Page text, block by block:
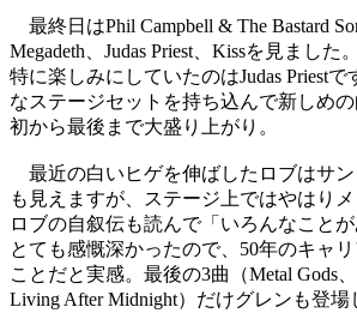
最終日はPhil Campbell & The Bastard
Megadeth、Judas Priest、Kissを見ました。
特に楽しみにしていたのはJudas Priestで
なステージセットを持ち込んで新しめ
初から最後まで大盛り上がり。
最近の白いヒゲを伸ばしたロブはサ
も見えますが、ステージ上ではやはりメ
ロブの自叙伝も読んで「いろんなこと
とても感慨深かったので、50年のキャ
ことだと実感。最後の3曲（Metal Gods、
Living After Midnight）だけグレンも登